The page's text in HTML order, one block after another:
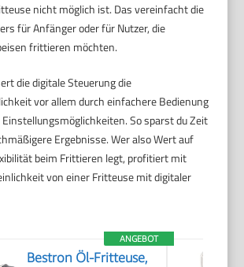
nicht möglich ist. Das vereinfacht die
für Anfänger oder für Nutzer, die
frittieren möchten.
die digitale Steuerung die
vor allem durch einfachere Bedienung
So sparst du Zeit
Ergebnisse. Wer also Wert auf
beim Frittieren legt, profitiert mit
von einer Fritteuse mit digitaler
ANGEBOT
Bestron Öl-Fritteuse,